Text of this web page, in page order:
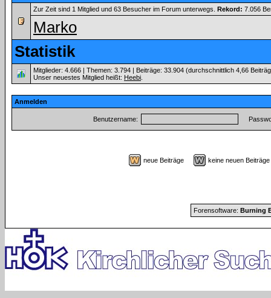
Zur Zeit sind 1 Mitglied und 63 Besucher im Forum unterwegs. Rekord: 7.056
Marko
Statistik
Mitglieder: 4.666 | Themen: 3.794 | Beiträge: 33.904 (durchschnittlich 4,66
Unser neuestes Mitglied heißt: Heebi
Anmelden
Benutzername:
neue Beiträge keine neuen
Forensoftware: Burning